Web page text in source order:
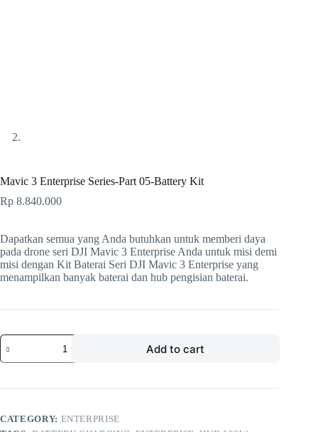
Mavic 3 Enterprise Series-Part 05-Battery Kit
Rp 8.840.000
Dapatkan semua yang Anda butuhkan untuk memberi daya
pada drone seri DJI Mavic 3 Enterprise Anda untuk misi demi
misi dengan Kit Baterai Seri DJI Mavic 3 Enterprise yang
menampilkan banyak baterai dan hub pengisian baterai.
Add to cart
CATEGORY: ENTERPRISE